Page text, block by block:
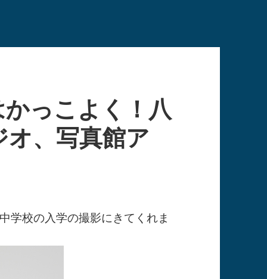
っこよく！八
、写真館ア
学校の入学の撮影にきてくれま